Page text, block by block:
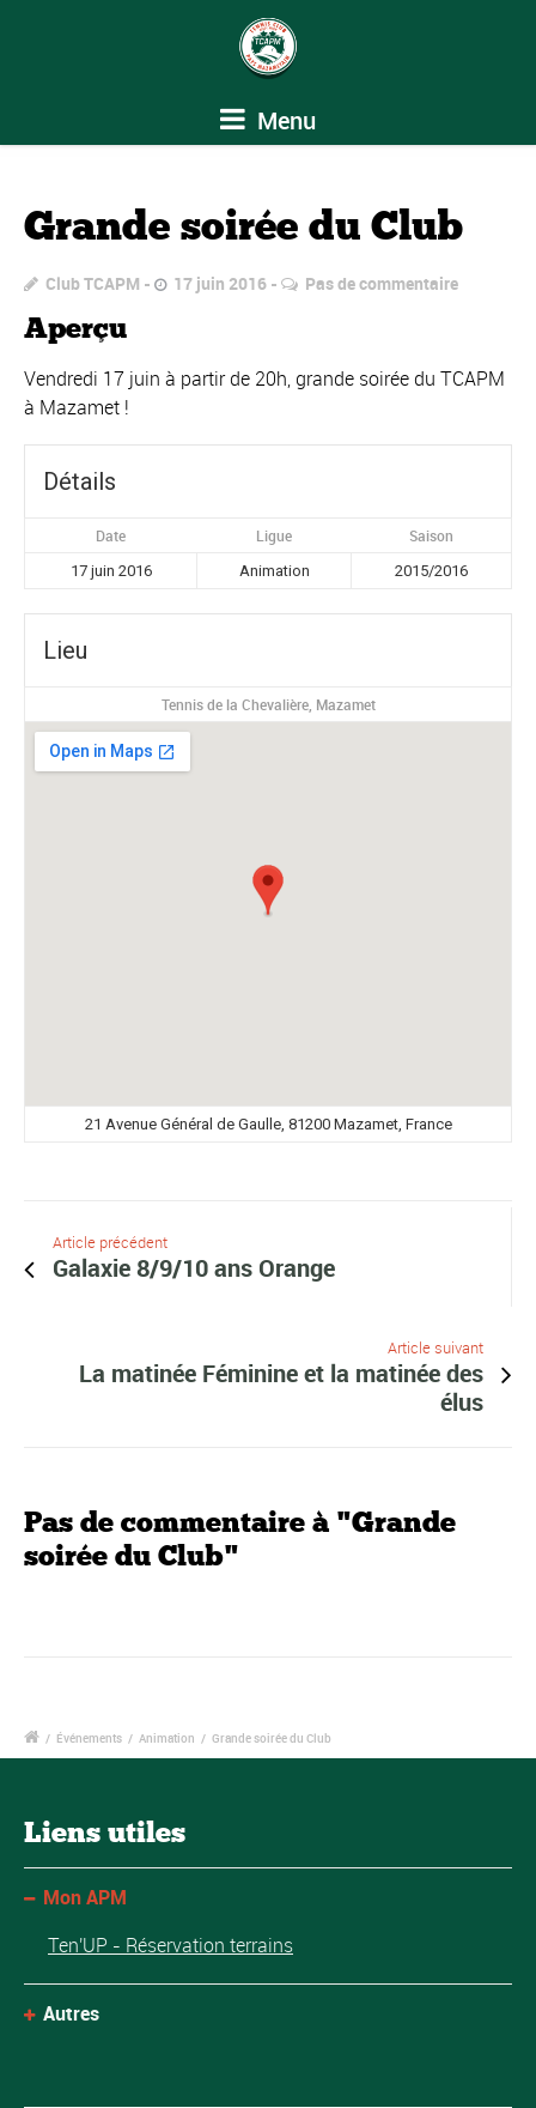
Menu
Grande soirée du Club
Club TCAPM 17 juin 2016 Pas de commentaire
Aperçu
Vendredi 17 juin à partir de 20h, grande soirée du TCAPM
à Mazamet !
Détails
Date Ligue Saison
17 juin 2016 Animation 2015/2016
Lieu
Tennis de la Chevalière, Mazamet
21 Avenue Général de Gaulle, 81200 Mazamet, France
Article précédent
Galaxie 8/9/10 ans Orange
Article suivant
La matinée Féminine et la matinée des
élus
Pas de commentaire à "Grande
soirée du Club"
/ Événements / Animation / Grande soirée du Club
Liens utiles
Mon APM
Ten'UP - Réservation terrains
Autres